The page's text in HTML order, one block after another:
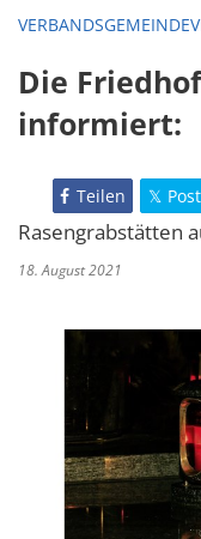
Die
informiert:
Teilen
Rasengrabstätten
18. August 2021